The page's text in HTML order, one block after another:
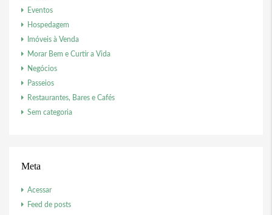
Eventos
Hospedagem
Imóveis à Venda
Morar Bem e Curtir a Vida
Negócios
Passeios
Restaurantes, Bares e Cafés
Sem categoria
Meta
Acessar
Feed de posts